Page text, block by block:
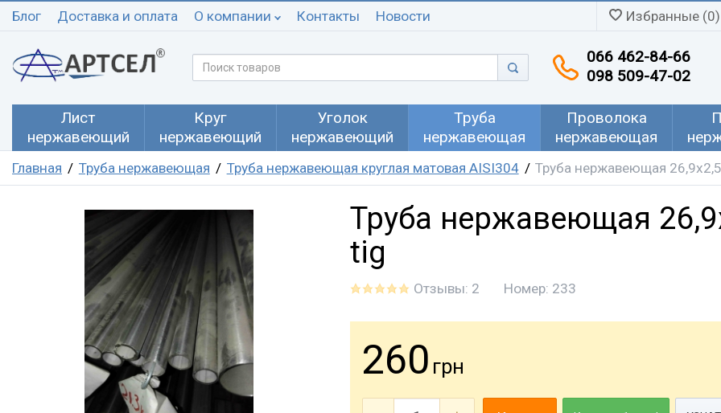
Блог Доставка и оплата О компании Контакты Новости Избранные (0)
066 462-84-66
098 509-47-02
Лист
нержавеющий
Круг
нержавеющий
Уголок
нержавеющий
Труба
нержавеющая
Проволока
нержавеющая
Главная Труба нержавеющая Труба нержавеющая круглая матовая AISI304 Труба нержавеющая
Труба нержавеющая
tig
Отзывы: 2 Номер: 233
260 грн